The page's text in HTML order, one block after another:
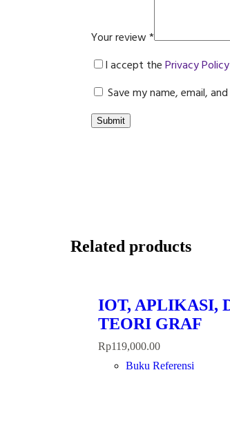
Your review*
I accept thePrivacy Policy
Save my name, email,
Submit
Related products
IOT, APLIKASI,
TEORI GRAF
Rp119,000.00
Buku Referensi